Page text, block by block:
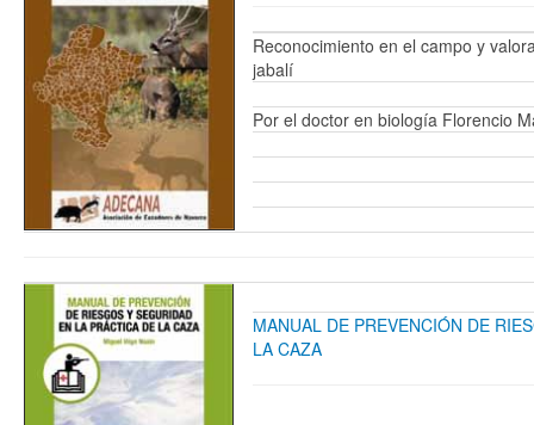
Reconocimiento en el campo y
jabalí
Por el doctor en biología Florencio
MANUAL DE PREVENCIÓN DE
LA CAZA